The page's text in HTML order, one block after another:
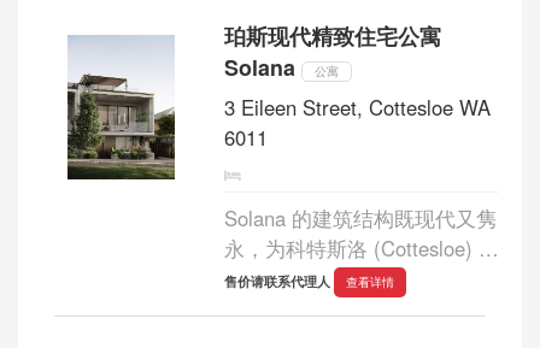
您！...
珀斯现代精致住宅公寓
Solana
公寓
3 Eileen Street, Cottesloe WA
6011
Solana 的建筑结构既现代又隽
永，为科特斯洛 (Cottesloe) 地
区增添了精致而经典的韵味。
醒目的线性造型和精心的布
售价请联系代理人 查看详情